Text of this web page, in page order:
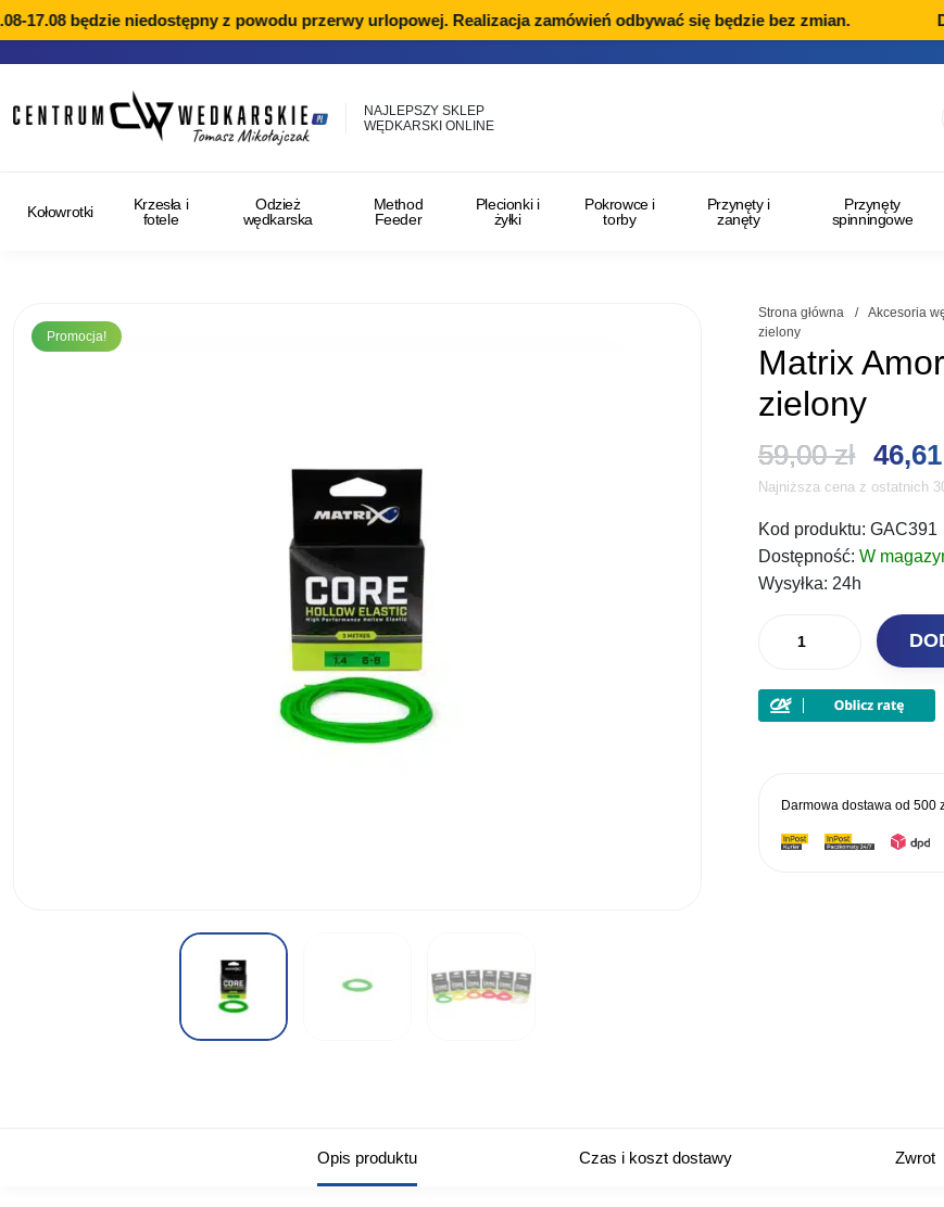
17.08 będzie niedostępny z powodu przerwy urlopowej. Realizacja zamówień odbywać się będzie bez zmian.
NAJLEPSZY SKLEP
WĘDKARSKI ONLINE
Kołowrotki
Krzesła i
fotele
Odzież
wędkarska
Method
Feeder
Plecionki i
żyłki
Pokrowce i
torby
Przynęty i
zanęty
Przynęty
spinningowe
Promocja!
Strona główna / Akcesoria
zielony
Matrix
zielony
59,00zł
cena
46,61
Najniższa cena z ostatnich
Kod produktu:GAC391
Dostępność:W
Wysyłka:24h
Matrix
Core
zielony
Darmowa dostawa od500
Opis produktu Czas i koszt dostawy Zwrot